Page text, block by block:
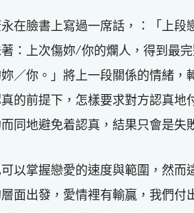
在臉書上寫過一席話，：「上
：上次傷妳/你的爛人，得到最
／你。」將上一段關係的情緒，
的前提下，怎樣要求對方認真
同地避免着認真，結果只會是失
以掌握戀愛的速度與範圍，然
面出發，愛情裡有輸贏，我們